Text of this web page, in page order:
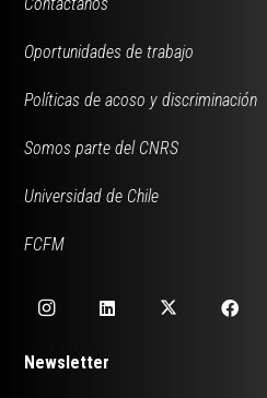
Oportunidades de trabajo
Políticas de acoso y discriminación
Somos parte del CNRS
Universidad de Chile
FCFM
Newsletter